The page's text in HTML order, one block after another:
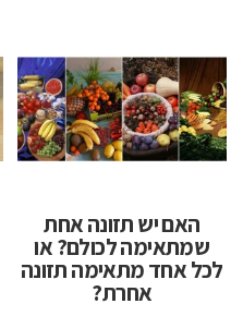
האם יש תזונה אחת
שמתאימה לכולם? או
לכל אחד מתאימה תזונה
אחרת?